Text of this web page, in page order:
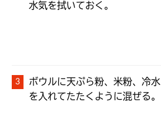
水気を拭いておく。
ボウルに天ぷら粉、米粉、冷水
を入れてたたくように混ぜる。